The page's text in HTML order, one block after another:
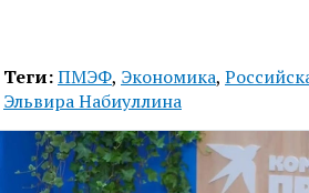
Теги:ПМЭФ, Экономика,
Эльвира Набиуллина